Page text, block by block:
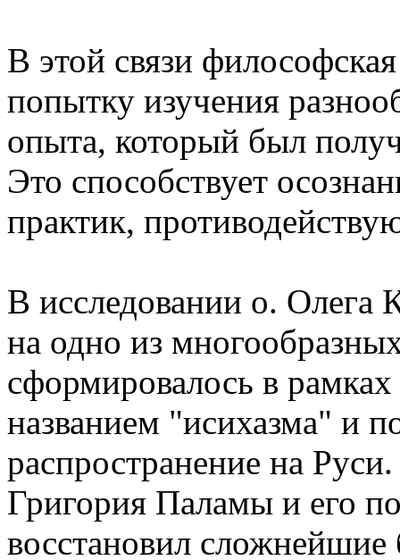
В этой связи
попытку изучения
опыта, который был
Это способствует
практик,
В исследовании о. Олега
на одно из
сформировалось в
названием "исихазма" и
распространение на
Григория Паламы и его
восстановил сложнейшие